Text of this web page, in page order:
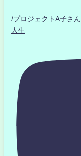
/プロジェクトA子さ
人生